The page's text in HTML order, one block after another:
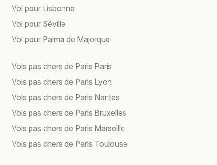
Vol pour Lisbonne
Vol pour Séville
Vol pour Palma de Majorque
Vols pas chers de Paris Paris
Vols pas chers de Paris Lyon
Vols pas chers de Paris Nantes
Vols pas chers de Paris Bruxelles
Vols pas chers de Paris Marseille
Vols pas chers de Paris Toulouse